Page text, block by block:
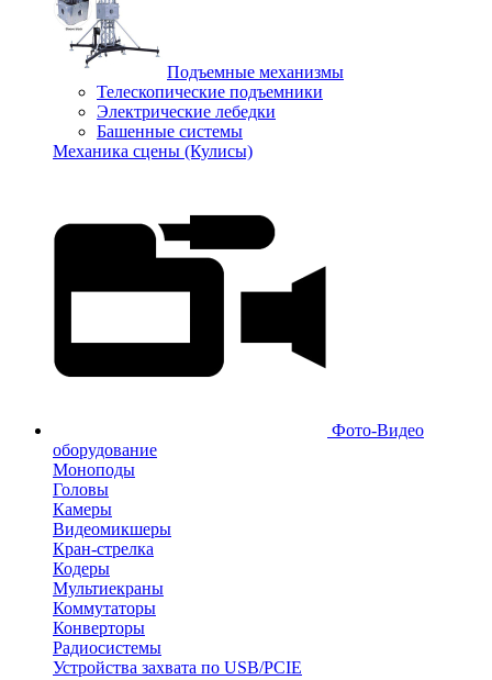
Подъемные механизмы
Телескопические подъемники
Электрические лебедки
Башенные системы
Механика сцены (Кулисы)
Фото-Видео
оборудование
Моноподы
Головы
Камеры
Видеомикшеры
Кран-стрелка
Кодеры
Мультиекраны
Коммутаторы
Конверторы
Радиосистемы
Устройства захвата по USB/PCIE